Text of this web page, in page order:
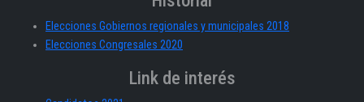
Elecciones Gobiernos regionales y municipales 2018
Elecciones Congresales 2020
Link de interés